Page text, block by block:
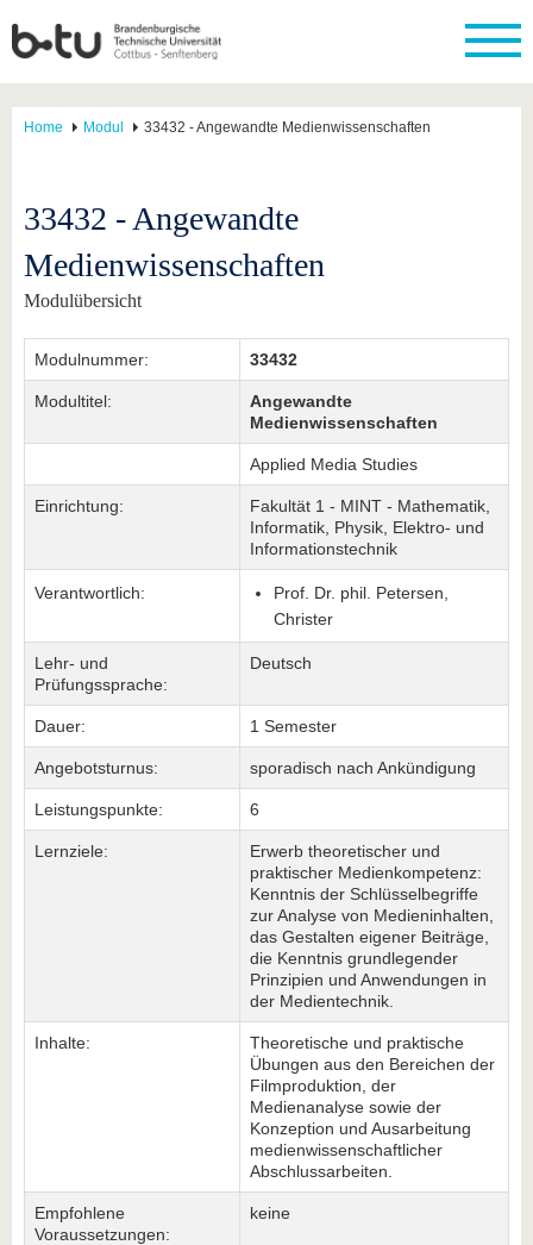
Home Modul 33432 - Angewandte Medienwissenschaften
33432 - Angewandte
Medienwissenschaften
Modulübersicht
Modulnummer: 33432
Modultitel:
Angewandte
Medienwissenschaften
Applied Media Studies
Einrichtung:
Fakultät 1 - MINT - Mathematik,
Informatik, Physik, Elektro- und
Informationstechnik
Verantwortlich:
Prof. Dr. phil. Petersen,
Christer
Lehr- und
Prüfungssprache:
Deutsch
Dauer: 1 Semester
Angebotsturnus: sporadisch nach Ankündigung
Leistungspunkte: 6
Lernziele:
Erwerb theoretischer und
praktischer Medienkompetenz:
Kenntnis der Schlüsselbegriffe
zur Analyse von Medieninhalten,
das Gestalten eigener Beiträge,
die Kenntnis grundlegender
Prinzipien und Anwendungen in
der Medientechnik.
Inhalte:
Theoretische und praktische
Übungen aus den Bereichen der
Filmproduktion, der
Medienanalyse sowie der
Konzeption und Ausarbeitung
medienwissenschaftlicher
Abschlussarbeiten.
Empfohlene
Voraussetzungen:
keine